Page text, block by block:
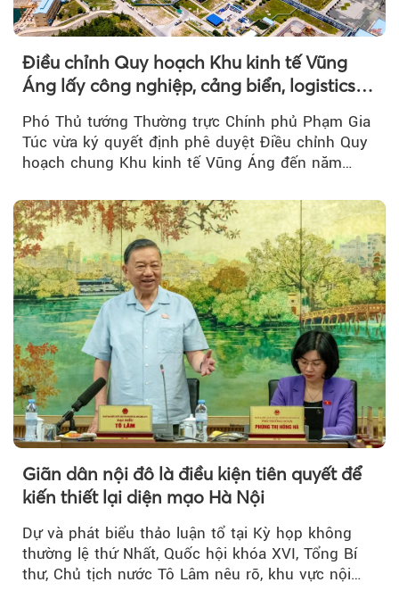
Điều chỉnh Quy hoạch Khu kinh tế Vũng
Áng lấy công nghiệp, cảng biển, logistics
Phó Thủ tướng Thường trực Chính phủ Phạm Gia
Túc vừa ký quyết định phê duyệt Điều chỉnh Quy
hoạch chung Khu kinh tế Vũng Áng đến năm
Giãn dân nội đô là điều kiện tiên quyết để
kiến thiết lại diện mạo Hà Nội
Dự và phát biểu thảo luận tổ tại Kỳ họp không
thường lệ thứ Nhất, Quốc hội khóa XVI, Tổng Bí
thư, Chủ tịch nước Tô Lâm nêu rõ, khu vực nội